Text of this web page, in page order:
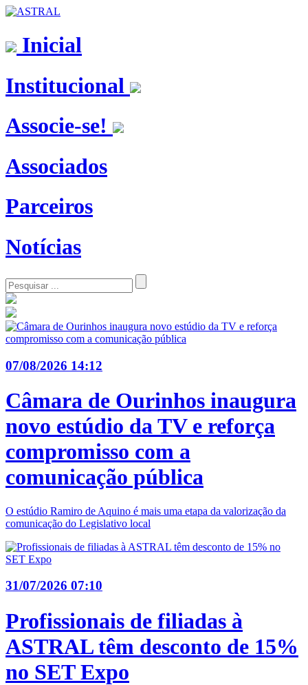
Inicial
Institucional
Associe-se!
Associados
Parceiros
Notícias
07/08/2026 14:12
Câmara de Ourinhos inaugura
novo estúdio da TV e reforça
compromisso com a
comunicação pública
O estúdio Ramiro de Aquino é mais uma etapa da valorização da
comunicação do Legislativo local
31/07/2026 07:10
Profissionais de filiadas à
ASTRAL têm desconto de 15%
no SET Expo